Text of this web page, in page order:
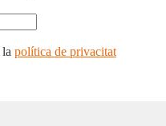
política de privacitat